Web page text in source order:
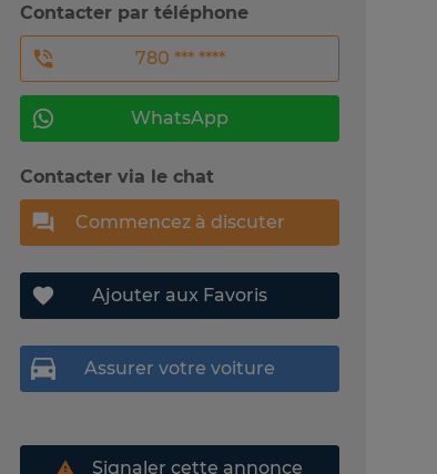
Contacter par téléphone
780 *** ****
WhatsApp
Contacter via le chat
Commencez à discuter
Ajouter aux Favoris
Assurer votre voiture
Signaler cette annonce